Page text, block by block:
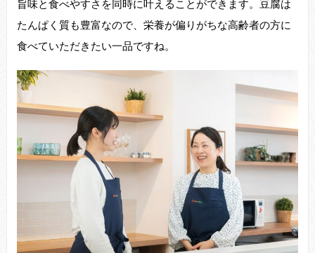
旨味と⾷べやすさを同時に叶えることができます。⾖腐は
たんぱく質も豊富なので、栄養が偏りがちな⾼齢者の⽅に
⾷べていただきたい⼀品ですね。